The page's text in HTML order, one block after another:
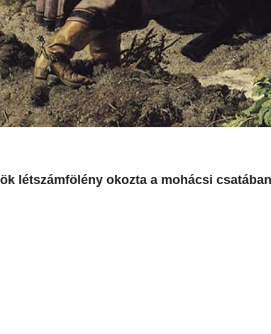
létszámfölény okozta a mohácsi